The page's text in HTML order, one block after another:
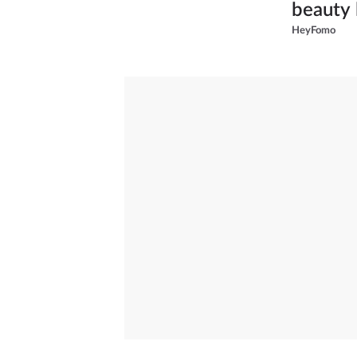
beauty
HeyFomo